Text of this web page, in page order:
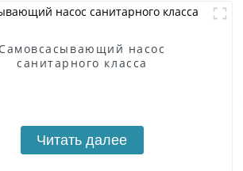
Самовсасывающий насос
санитарного класса
Читать далее